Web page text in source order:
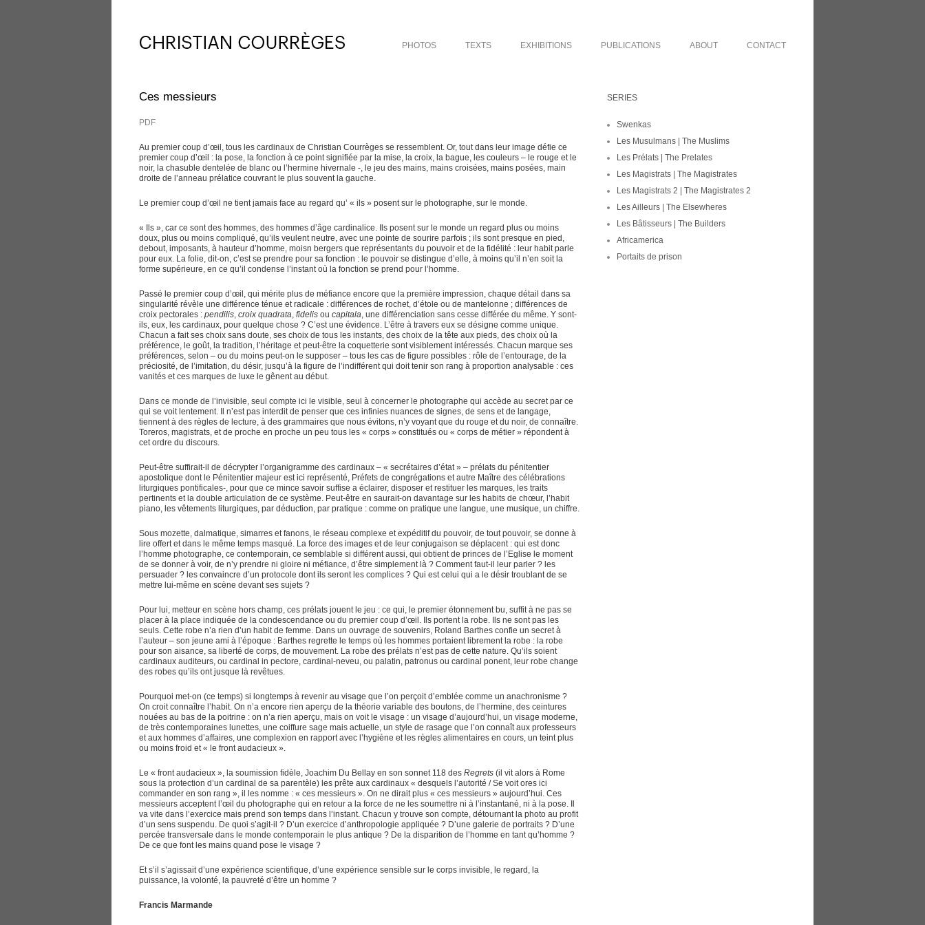
PHOTOS TEXTS EXHIBITIONS PUBLICATIONS ABOUT CONTACT
Ces messieurs
PDF
Au premier coup d’œil, tous les cardinaux de Christian Courrèges se ressemblent. Or, tout dans leur image défie ce
premier coup d’œil : la pose, la fonction à ce point signifiée par la mise, la croix, la bague, les couleurs – le rouge et le
noir, la chasuble dentelée de blanc ou l’hermine hivernale -, le jeu des mains, mains croisées, mains posées, main
droite de l’anneau prélatice couvrant le plus souvent la gauche.
Le premier coup d’œil ne tient jamais face au regard qu’ « ils » posent sur le photographe, sur le monde.
« Ils », car ce sont des hommes, des hommes d’âge cardinalice. Ils posent sur le monde un regard plus ou moins
doux, plus ou moins compliqué, qu’ils veulent neutre, avec une pointe de sourire parfois ; ils sont presque en pied,
debout, imposants, à hauteur d’homme, moisn bergers que représentants du pouvoir et de la fidélité : leur habit parle
pour eux. La folie, dit-on, c’est se prendre pour sa fonction : le pouvoir se distingue d’elle, à moins qu’il n’en soit la
forme supérieure, en ce qu’il condense l’instant où la fonction se prend pour l’homme.
Passé le premier coup d’œil, qui mérite plus de méfiance encore que la première impression, chaque détail dans sa
singularité révèle une différence ténue et radicale : différences de rochet, d’étole ou de mantelonne ; différences de
croix pectorales : pendilis, croix quadrata, fidelis ou capitala, une différenciation sans cesse différée du même. Y sont-
ils, eux, les cardinaux, pour quelque chose ? C’est une évidence. L’être à travers eux se désigne comme unique.
Chacun a fait ses choix sans doute, ses choix de tous les instants, des choix de la tête aux pieds, des choix où la
préférence, le goût, la tradition, l’héritage et peut-être la coquetterie sont visiblement intéressés. Chacun marque ses
préférences, selon – ou du moins peut-on le supposer – tous les cas de figure possibles : rôle de l’entourage, de la
préciosité, de l’imitation, du désir, jusqu’à la figure de l’indifférent qui doit tenir son rang à proportion analysable : ces
vanités et ces marques de luxe le gênent au début.
Dans ce monde de l’invisible, seul compte ici le visible, seul à concerner le photographe qui accède au secret par ce
qui se voit lentement. Il n’est pas interdit de penser que ces infinies nuances de signes, de sens et de langage,
tiennent à des règles de lecture, à des grammaires que nous évitons, n’y voyant que du rouge et du noir, de connaître.
Toreros, magistrats, et de proche en proche un peu tous les « corps » constitués ou « corps de métier » répondent à
cet ordre du discours.
Peut-être suffirait-il de décrypter l’organigramme des cardinaux – « secrétaires d’état » – prélats du pénitentier
apostolique dont le Pénitentier majeur est ici représenté, Préfets de congrégations et autre Maître des célébrations
liturgiques pontificales-, pour que ce mince savoir suffise a éclairer, disposer et restituer les marques, les traits
pertinents et la double articulation de ce système. Peut-être en saurait-on davantage sur les habits de chœur, l’habit
piano, les vêtements liturgiques, par déduction, par pratique : comme on pratique une langue, une musique, un chiffre.
Sous mozette, dalmatique, simarres et fanons, le réseau complexe et expéditif du pouvoir, de tout pouvoir, se donne à
lire offert et dans le même temps masqué. La force des images et de leur conjugaison se déplacent : qui est donc
l’homme photographe, ce contemporain, ce semblable si différent aussi, qui obtient de princes de l’Eglise le moment
de se donner à voir, de n’y prendre ni gloire ni méfiance, d’être simplement là ? Comment faut-il leur parler ? les
persuader ? les convaincre d’un protocole dont ils seront les complices ? Qui est celui qui a le désir troublant de se
mettre lui-même en scène devant ses sujets ?
Pour lui, metteur en scène hors champ, ces prélats jouent le jeu : ce qui, le premier étonnement bu, suffit à ne pas se
placer à la place indiquée de la condescendance ou du premier coup d’œil. Ils portent la robe. Ils ne sont pas les
seuls. Cette robe n’a rien d’un habit de femme. Dans un ouvrage de souvenirs, Roland Barthes confie un secret à
l’auteur – son jeune ami à l’époque : Barthes regrette le temps où les hommes portaient librement la robe : la robe
pour son aisance, sa liberté de corps, de mouvement. La robe des prélats n’est pas de cette nature. Qu’ils soient
cardinaux auditeurs, ou cardinal in pectore, cardinal-neveu, ou palatin, patronus ou cardinal ponent, leur robe change
des robes qu’ils ont jusque là revêtues.
Pourquoi met-on (ce temps) si longtemps à revenir au visage que l’on perçoit d’emblée comme un anachronisme ?
On croit connaître l’habit. On n’a encore rien aperçu de la théorie variable des boutons, de l’hermine, des ceintures
nouées au bas de la poitrine : on n’a rien aperçu, mais on voit le visage : un visage d’aujourd’hui, un visage moderne,
de très contemporaines lunettes, une coiffure sage mais actuelle, un style de rasage que l’on connaît aux professeurs
et aux hommes d’affaires, une complexion en rapport avec l’hygiène et les règles alimentaires en cours, un teint plus
ou moins froid et « le front audacieux ».
Le « front audacieux », la soumission fidèle, Joachim Du Bellay en son sonnet 118 des Regrets (il vit alors à Rome
sous la protection d’un cardinal de sa parentèle) les prête aux cardinaux « desquels l’autorité / Se voit ores ici
commander en son rang », il les nomme : « ces messieurs ». On ne dirait plus « ces messieurs » aujourd’hui. Ces
messieurs acceptent l’œil du photographe qui en retour a la force de ne les soumettre ni à l’instantané, ni à la pose. Il
va vite dans l’exercice mais prend son temps dans l’instant. Chacun y trouve son compte, détournant la photo au profit
d’un sens suspendu. De quoi s’agit-il ? D’un exercice d’anthropologie appliquée ? D’une galerie de portraits ? D’une
percée transversale dans le monde contemporain le plus antique ? De la disparition de l’homme en tant qu’homme ?
De ce que font les mains quand pose le visage ?
Et s’il s’agissait d’une expérience scientifique, d’une expérience sensible sur le corps invisible, le regard, la
puissance, la volonté, la pauvreté d’être un homme ?
Francis Marmande
SERIES
Swenkas
Les Musulmans | The Muslims
Les Prélats | The Prelates
Les Magistrats | The Magistrates
Les Magistrats 2 | The Magistrates 2
Les Ailleurs | The Elsewheres
Les Bâtisseurs | The Builders
Africamerica
Portaits de prison